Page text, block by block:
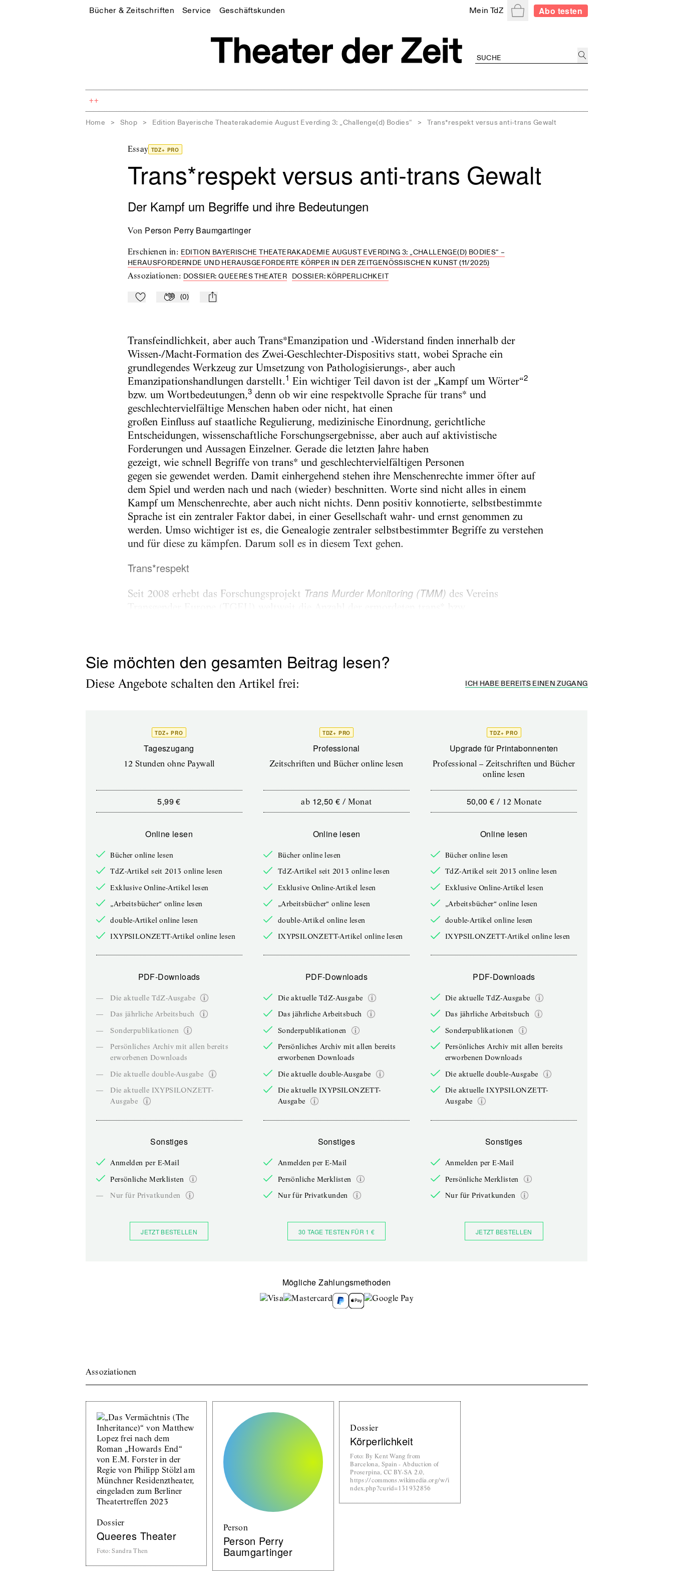
Bücher & Zeitschriften Service Geschäftskunden Mein TdZ WarenkorbAbo testen
++
Home > Shop > Edition Bayerische Theaterakademie August Everding 3: „Challenge(d) Bodies“ > Trans*respekt versus anti-trans Gewalt
Essay TDZ+ PRO
Trans*respekt versus anti-trans Gewalt
Der Kampf um Begriffe und ihre Bedeutungen
von Person Perry Baumgartinger
Erschienen in: EDITION BAYERISCHE THEATERAKADEMIE AUGUST EVERDING 3: „CHALLENGE(D) BODIES“ –
HERAUSFORDERNDE UND HERAUSGEFORDERTE KÖRPER IN DER ZEITGENÖSSISCHEN KUNST (11/2025)
Assoziationen: DOSSIER: QUEERES THEATER DOSSIER: KÖRPERLICHKEIT
Zu Mein-TdZ hinzufügen
Applaudieren
(0) mail
Transfeindlichkeit, aber auch Trans*Emanzipation und -Widerstand finden innerhalb der
Wissen-/Macht-Formation des Zwei-Geschlechter-Dispositivs statt, wobei Sprache ein
grundlegendes Werkzeug zur Umsetzung von Pathologisierungs-, aber auch
Emanzipationshandlungen darstellt.1 Ein wichtiger Teil davon ist der „Kampf um Wörter“2
bzw. um Wortbedeutungen,3denn ob wir eine respektvolle Sprache für trans* und
geschlechtervielfältige Menschen haben oder nicht, hat einen
großen Einfluss auf staatliche Regulierung, medizinische Einordnung, gerichtliche
Entscheidungen, wissenschaftliche Forschungsergebnisse, aber auch auf aktivistische
Forderungen und Aussagen Einzelner. Gerade die letzten Jahre haben
gezeigt, wie schnell Begriffe von trans* und geschlechtervielfältigen Personen
gegen sie gewendet werden. Damit einhergehend stehen ihre Menschenrechte immer öfter auf
dem Spiel und werden nach und nach (wieder) beschnitten. Worte sind nicht alles in einem
Kampf um Menschenrechte, aber auch nicht nichts. Denn positiv konnotierte, selbstbestimmte
Sprache ist ein zentraler Faktor dabei, in einer Gesellschaft wahr- und ernst genommen zu
werden. Umso wichtiger ist es, die Genealogie zentraler selbstbestimmter Begriffe zu verstehen
und für diese zu kämpfen. Darum soll es in diesem Text gehen.
Trans*respekt
Seit 2008 erhebt das Forschungsprojekt Trans Murder Monitoring (TMM) des Vereins
Sie möchten den gesamten Beitrag lesen?
Diese Angebote schalten den Artikel frei: ICH HABE BEREITS EINEN ZUGANG
TDZ+ PRO
Tageszugang
12 Stunden ohne Paywall
5,99 €
Online lesen
Bücher online lesen
TdZ-Artikel seit 2013 online lesen
Exklusive Online-Artikel lesen
„Arbeitsbücher“ online lesen
double-Artikel online lesen
IXYPSILONZETT-Artikel online lesen
PDF-Downloads
—
Die aktuelle TdZ-Ausgabe
—
Das jährliche Arbeitsbuch
—
Sonderpublikationen
—
Persönliches Archiv mit allen bereits
erworbenen Downloads
—
Die aktuelle double-Ausgabe
—
Die aktuelle IXYPSILONZETT-
Ausgabe
Sonstiges
Anmelden per E-Mail
Persönliche Merklisten
—
Nur für Privatkunden
JETZT BESTELLEN
TDZ+ PRO
Professional
Zeitschriften und Bücher online lesen
ab 12,50 € / Monat
Online lesen
Bücher online lesen
TdZ-Artikel seit 2013 online lesen
Exklusive Online-Artikel lesen
„Arbeitsbücher“ online lesen
double-Artikel online lesen
IXYPSILONZETT-Artikel online lesen
PDF-Downloads
Die aktuelle TdZ-Ausgabe
Das jährliche Arbeitsbuch
Sonderpublikationen
Persönliches Archiv mit allen bereits
erworbenen Downloads
Die aktuelle double-Ausgabe
Die aktuelle IXYPSILONZETT-
Ausgabe
Sonstiges
Anmelden per E-Mail
Persönliche Merklisten
Nur für Privatkunden
30 TAGE TESTEN FÜR 1 €
TDZ+ PRO
Upgrade für Printabonnenten
Professional – Zeitschriften und Bücher
online lesen
50,00 € / 12 Monate
Online lesen
Bücher online lesen
TdZ-Artikel seit 2013 online lesen
Exklusive Online-Artikel lesen
„Arbeitsbücher“ online lesen
double-Artikel online lesen
IXYPSILONZETT-Artikel online lesen
PDF-Downloads
Die aktuelle TdZ-Ausgabe
Das jährliche Arbeitsbuch
Sonderpublikationen
Persönliches Archiv mit allen bereits
erworbenen Downloads
Die aktuelle double-Ausgabe
Die aktuelle IXYPSILONZETT-
Ausgabe
Sonstiges
Anmelden per E-Mail
Persönliche Merklisten
Nur für Privatkunden
JETZT BESTELLEN
Mögliche Zahlungsmethoden
Assoziationen
Dossier
Queeres Theater
Foto: Sandra Then
Person
Person Perry
Baumgartinger
Dossier
Körperlichkeit
Foto: By Kent Wang from
Barcelona, Spain - Abduction of
Proserpina, CC BY-SA 2.0,
https://commons.wikimedia.org/w/i
ndex.php?curid=131932856